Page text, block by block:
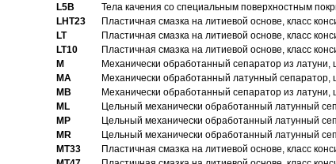
L5B
Тела качения со специальным поверхностным
LHT23
Пластичная смазка на литиевой основе, класс
LT
Пластичная смазка на литиевой основе, класс
LT10
Пластичная смазка на литиевой основе, класс
M
Механически обработанный сепаратор из
MA
Механически обработанный латунный сепаратор,
MB
Механически обработанный сепаратор из
ML
Цельный механически обработанный латунный
MP
Цельный механически обработанный латунный
MR
Цельный механически обработанный латунный
MT33
Пластичная смазка на литиевой основе, класс